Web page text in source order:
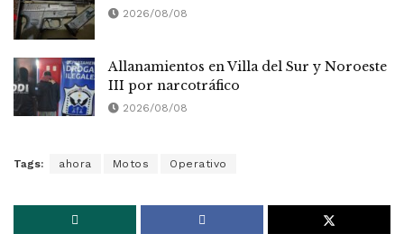
2026/08/08
Allanamientos en Villa del Sur y Noroeste
III por narcotráfico
2026/08/08
Tags: ahora Motos Operativo